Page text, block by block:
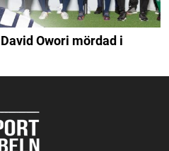
Owori mördad i